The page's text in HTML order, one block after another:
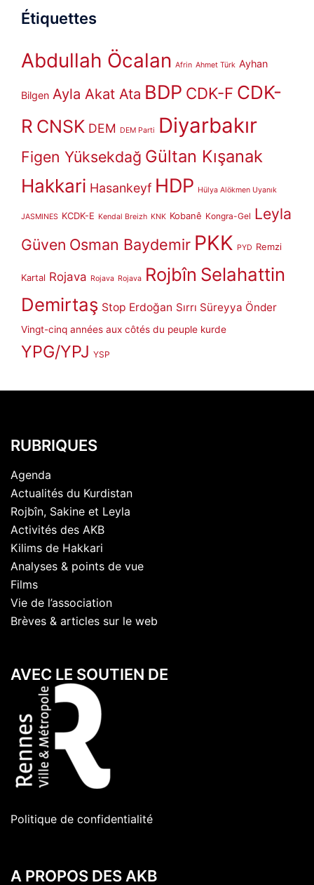
Étiquettes
Abdullah Öcalan Afrin Ahmet Türk Ayhan
Bilgen Ayla Akat Ata BDP CDK-F CDK-
R CNSK DEM DEM Parti Diyarbakır
Figen Yüksekdağ Gültan Kışanak
Hakkari Hasankeyf HDP Hülya Alökmen Uyanık
JASMINES KCDK-E Kendal Breizh KNK Kobanê Kongra-Gel Leyla
Güven Osman Baydemir PKK PYD Remzi
Kartal Rojava Rojava Rojava Rojbîn Selahattin
Demirtaş Stop Erdoğan Sırrı Süreyya Önder
Vingt-cinq années aux côtés du peuple kurde
YPG/YPJ YSP
RUBRIQUES
Agenda
Actualités du Kurdistan
Rojbîn, Sakine et Leyla
Activités des AKB
Kilims de Hakkari
Analyses & points de vue
Films
Vie de l’association
Brèves & articles sur le web
AVEC LE SOUTIEN DE
Politique de confidentialité
A PROPOS DES AKB